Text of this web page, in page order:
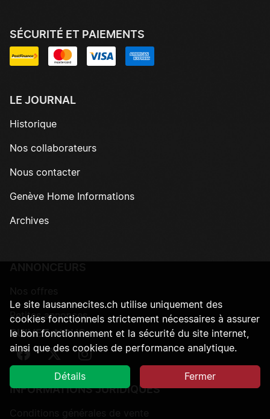
SÉCURITÉ ET PAIEMENTS
LE JOURNAL
Historique
Nos collaborateurs
Nous contacter
Genève Home Informations
Archives
Petites annonces
SUIVEZ-NOUS
Suivez-nous sur Facebook
Suivez-nous sur Twitter
Suivez-nous sur Instagram
INFORMATIONS JURIDIQUES
Le site lausannecites.ch utilise uniquement des
cookies fonctionnels strictement nécessaires à assurer
le bon fonctionnement et la sécurité du site internet,
ainsi que des cookies de performance analytique.
Détails Fermer